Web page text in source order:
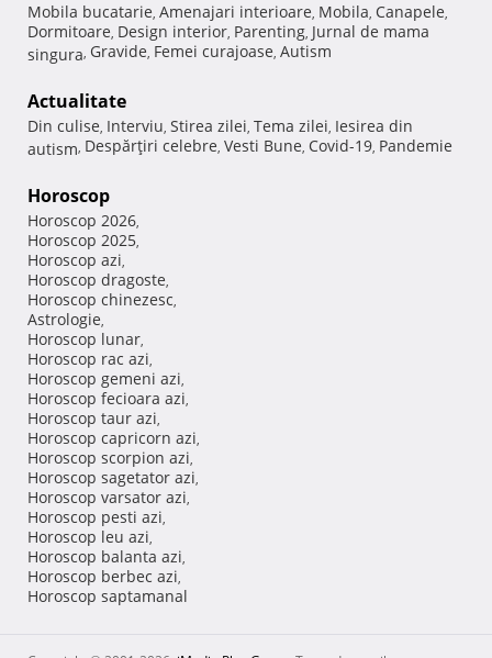
Mobila bucatarie, Amenajari interioare, Mobila, Canapele,
Dormitoare, Design interior, Parenting, Jurnal de mama
singura, Gravide, Femei curajoase, Autism
Actualitate
Din culise, Interviu, Stirea zilei, Tema zilei, Iesirea din
autism, Despărţiri celebre, Vesti Bune, Covid-19, Pandemie
Horoscop
Horoscop 2026,
Horoscop 2025,
Horoscop azi,
Horoscop dragoste,
Horoscop chinezesc,
Astrologie,
Horoscop lunar,
Horoscop rac azi,
Horoscop gemeni azi,
Horoscop fecioara azi,
Horoscop taur azi,
Horoscop capricorn azi,
Horoscop scorpion azi,
Horoscop sagetator azi,
Horoscop varsator azi,
Horoscop pesti azi,
Horoscop leu azi,
Horoscop balanta azi,
Horoscop berbec azi,
Horoscop saptamanal